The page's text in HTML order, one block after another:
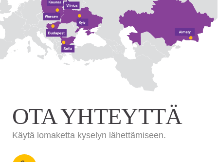
OTA YHTEYTTÄ
Käytä lomaketta kyselyn lähettämiseen.